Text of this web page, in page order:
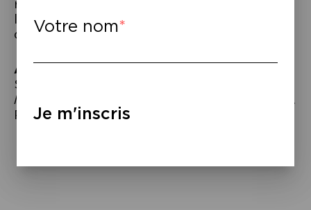
refus de la mémoire imposée, l’hommage à
la fraternité, et même Spartacus, le prince
des esclaves…
À lire
Souleymane Diamanka,
l’épée
, préface de Grand Corps Malade, éd.
Points, 2023.
de
Votre nom
Je m'inscris